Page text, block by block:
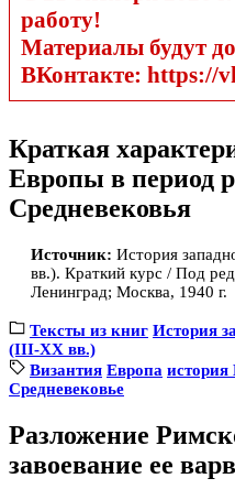
работу!
Материалы будут
ВКонтакте: https://
Краткая
Европы в период
Средневековья
Источник: История
вв.). Краткий курс / Под
Ленинград; Москва, 1940 г.
Тексты из книг История
(III-ХХ вв.)
Византия Европа
Средневековье
Разложение
завоевание ее